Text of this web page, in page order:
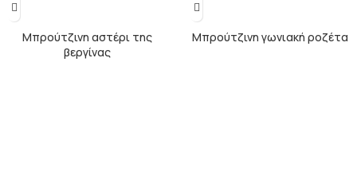
Μπρούτζινη αστέρι της
βεργίνας
Μπρούτζινη γωνιακή ροζέτα